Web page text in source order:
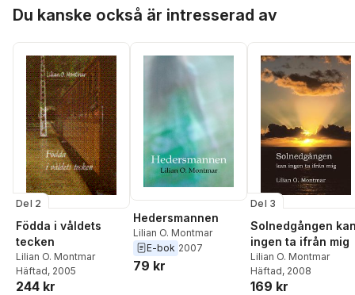
Du kanske också är intresserad av
Del 2
Födda i våldets
tecken
Lilian O. Montmar
Häftad, 2005
244 kr
Hedersmannen
Lilian O. Montmar
E-bok 2007
79 kr
Del 3
Solnedgången
ingen ta ifrån mig
Lilian O. Montmar
Häftad, 2008
169 kr